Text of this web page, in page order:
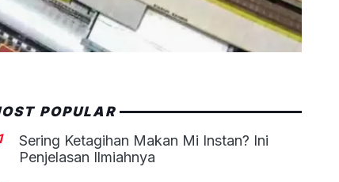
POPULAR
Sering Ketagihan Makan Mi Instan? Ini
Penjelasan Ilmiahnya